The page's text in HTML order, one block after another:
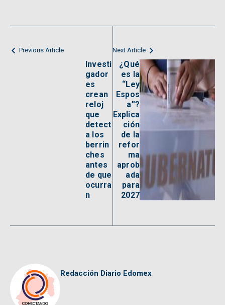
Previous Article
Investi
gador
es
crean
reloj
que
detect
a los
berrin
ches
antes
de que
ocurra
n
Next Article
¿Qué
es la
“Ley
Espos
a”?
Explica
ción
de la
refor
ma
aprob
ada
para
2027
Redacción Diario Edomex